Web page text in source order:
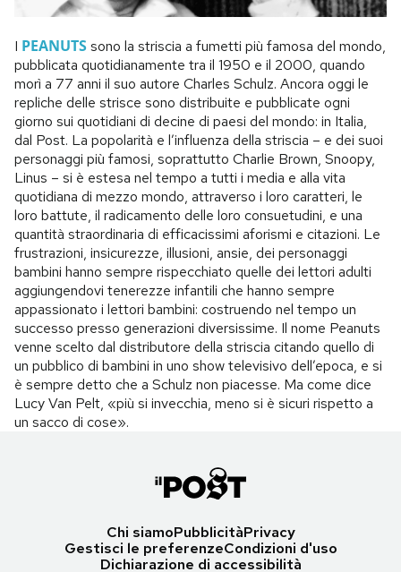
I PEANUTSsono la striscia a fumetti più famosa del mondo,
pubblicata quotidianamente tra il 1950 e il 2000, quando
morì a 77 anni il suo autore Charles Schulz. Ancora oggi le
repliche delle strisce sono distribuite e pubblicate ogni
giorno sui quotidiani di decine di paesi del mondo: in Italia,
dal Post. La popolarità e l’influenza della striscia – e dei suoi
personaggi più famosi, soprattutto Charlie Brown, Snoopy,
Linus – si è estesa nel tempo a tutti i media e alla vita
quotidiana di mezzo mondo, attraverso i loro caratteri, le
loro battute, il radicamento delle loro consuetudini, e una
quantità straordinaria di efficacissimi aforismi e citazioni. Le
frustrazioni, insicurezze, illusioni, ansie, dei personaggi
bambini hanno sempre rispecchiato quelle dei lettori adulti
aggiungendovi tenerezze infantili che hanno sempre
appassionato i lettori bambini: costruendo nel tempo un
successo presso generazioni diversissime. Il nome Peanuts
venne scelto dal distributore della striscia citando quello di
un pubblico di bambini in uno show televisivo dell’epoca, e si
è sempre detto che a Schulz non piacesse. Ma come dice
Lucy Van Pelt, «più si invecchia, meno si è sicuri rispetto a
un sacco di cose».
Chi siamoPubblicitàPrivacy
Gestisci le preferenzeCondizioni d'uso
Dichiarazione di accessibilità